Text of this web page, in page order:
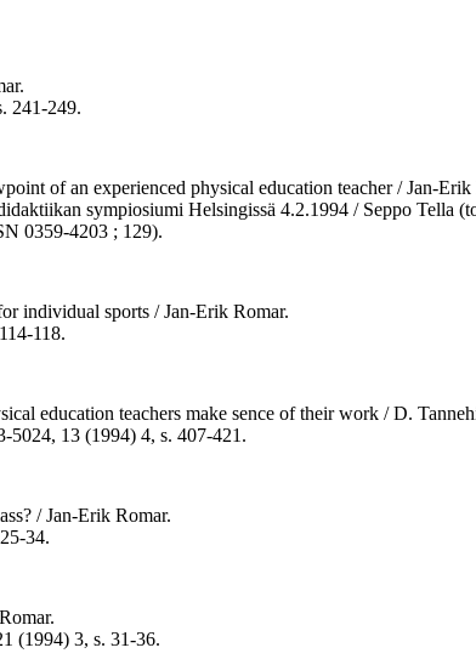
241-249.
of an experienced physical education teacher / Jan-Erik
sympiosiumi Helsingissä 4.2.1994 / Seppo Tella
0359-4203 ; 129).
individual sports / Jan-Erik Romar.
118.
education teachers make sence of their work / D.
5024, 13 (1994) 4, s. 407-421.
/ Jan-Erik Romar.
34.
(1994) 3, s. 31-36.